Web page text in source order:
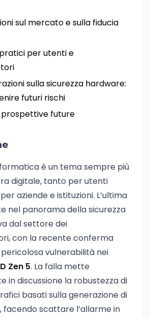
sul mercato e sulla fiducia
per utenti e
sulla sicurezza hardware:
futuri rischi
prospettive future
è un tema sempre più
digitale, tanto per utenti
aziende e istituzioni. L’ultima
nel panorama della sicurezza
dal settore dei
con la recente conferma
vulnerabilità nei
Zen 5. La falla mette
in discussione la robustezza di
basati sulla generazione di
facendo scattare l’allarme in